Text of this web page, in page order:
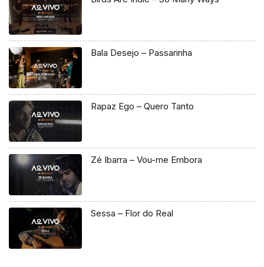
Bala Desejo – Passarinha
Rapaz Ego – Quero Tanto
Zé Ibarra – Vou-me Embora
Sessa – Flor do Real